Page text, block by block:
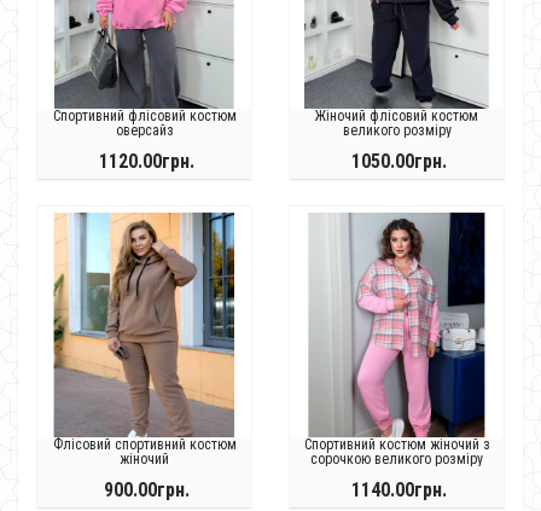
Спортивний флісовий костюм
оверсайз
1120.00грн.
Жіночий флісовий костюм
великого розміру
1050.00грн.
Флісовий спортивний костюм
жіночий
900.00грн.
Спортивний костюм жіночий з
сорочкою великого розміру
1140.00грн.